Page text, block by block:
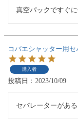
真空パックですぐ
コバエシャッター用
購入者
投稿日 2023/10/09
セパレーターがあ